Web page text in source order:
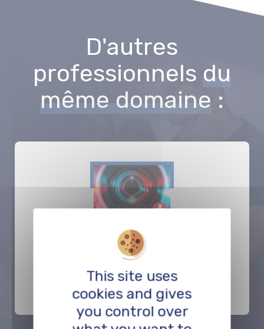
D'autres
professionnels du
même domaine :
Gässli Film Festival
This site uses
cookies and gives
you control over